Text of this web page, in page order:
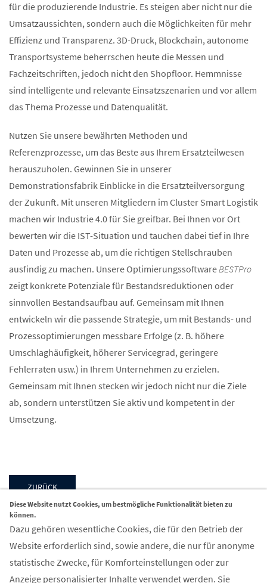
für die produzierende Industrie. Es steigen aber nicht nur die
Umsatzaussichten, sondern auch die Möglichkeiten für mehr
Effizienz und Transparenz. 3D-Druck, Blockchain, autonome
Transportsysteme beherrschen heute die Messen und
Fachzeitschriften, jedoch nicht den Shopfloor. Hemmnisse
sind intelligente und relevante Einsatzszenarien und vor allem
das Thema Prozesse und Datenqualität.
Nutzen Sie unsere bewährten Methoden und
Referenzprozesse, um das Beste aus Ihrem Ersatzteilwesen
herauszuholen. Gewinnen Sie in unserer
Demonstrationsfabrik Einblicke in die Ersatzteilversorgung
der Zukunft. Mit unseren Mitgliedern im Cluster Smart Logistik
machen wir Industrie 4.0 für Sie greifbar. Bei Ihnen vor Ort
bewerten wir die IST-Situation und tauchen dabei tief in Ihre
Daten und Prozesse ab, um die richtigen Stellschrauben
ausfindig zu machen. Unsere OptimierungssoftwareBESTPro
zeigt konkrete Potenziale für Bestandsreduktionen oder
sinnvollen Bestandsaufbau auf. Gemeinsam mit Ihnen
entwickeln wir die passende Strategie, um mit Bestands- und
Prozessoptimierungen messbare Erfolge (z. B. höhere
Umschlaghäufigkeit, höherer Servicegrad, geringere
Fehlerraten usw.) in Ihrem Unternehmen zu erzielen.
Gemeinsam mit Ihnen stecken wir jedoch nicht nur die Ziele
ab, sondern unterstützen Sie aktiv und kompetent in der
Umsetzung.
ZURÜCK
Kontakt
Diese Website nutzt Cookies, um bestmögliche Funktionalität bieten zu
können.
Dazu gehören wesentliche Cookies, die für den Betrieb der
Website erforderlich sind, sowie andere, die nur für anonyme
statistische Zwecke, für Komforteinstellungen oder zur
Anzeige personalisierter Inhalte verwendet werden. Sie